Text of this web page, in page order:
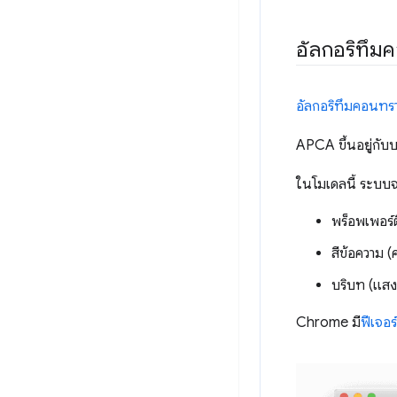
อัลกอริทึม
อัลกอริทึมคอนทร
APCA ขึ้นอยู่กับ
ในโมเดลนี้ ระบ
พร็อพเพอ
สีข้อความ (
บริบท (แส
Chrome มีฟีเจอ